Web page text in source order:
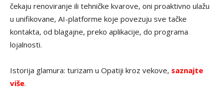
čekaju renoviranje ili tehničke kvarove, oni proaktivno ulažu
u unifikovane, AI-platforme koje povezuju sve tačke
kontakta, od blagajne, preko aplikacije, do programa
lojalnosti.
Istorija glamura: turizam u Opatiji kroz vekove, saznajte
više.